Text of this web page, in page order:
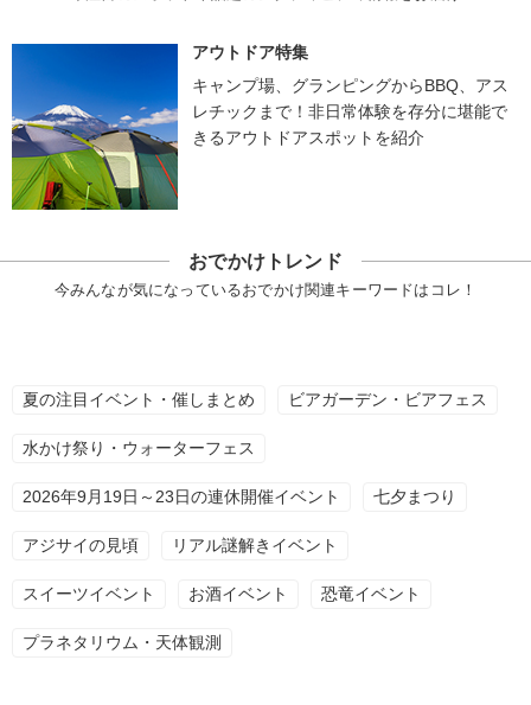
アウトドア特集
キャンプ場、グランピングからBBQ、アス
レチックまで！非日常体験を存分に堪能で
きるアウトドアスポットを紹介
おでかけトレンド
今みんなが気になっているおでかけ関連キーワードはコレ！
夏の注目イベント・催しまとめ ビアガーデン・ビアフェス
水かけ祭り・ウォーターフェス
2026年9月19日～23日の連休開催イベント 七夕まつり
アジサイの見頃 リアル謎解きイベント
スイーツイベント お酒イベント 恐竜イベント
プラネタリウム・天体観測